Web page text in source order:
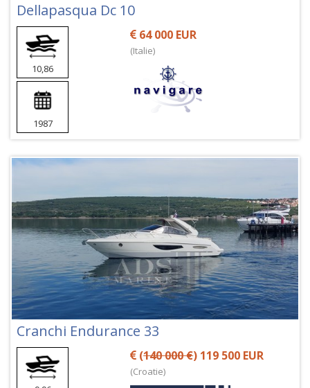
Dellapasqua Dc 10
10,86
1987
64 000 EUR
(Italie)
Cranchi Endurance 33
(140 000 €) 119 500 EUR
(Croatie)